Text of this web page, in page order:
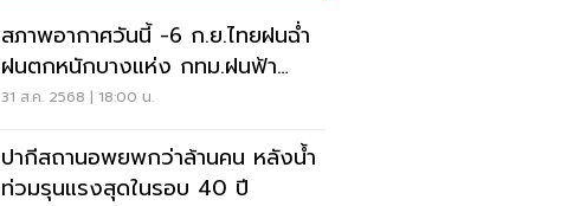
สภาพอากาศวันนี้ -6 ก.ย.ไทยฝนฉ่ำ
ฝนตกหนักบางแห่ง กทม.ฝนฟ้า
คะนอง 60-80%
31 ส.ค. 2568 | 18:00 น.
ปากีสถานอพยพกว่าล้านคน หลังน้ำ
ท่วมรุนแรงสุดในรอบ 40 ปี